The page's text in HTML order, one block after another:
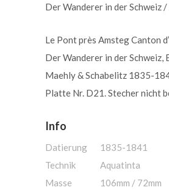
Der Wanderer in der Schweiz
Le Pont près Amsteg Canton
Der Wanderer in der Schweiz,
Maehly & Schabelitz 1835-
Platte Nr. D21. Stecher nicht
Info
Datierung
1835-1841
Technik
Aquatinta
Masse
106mm / 72mm